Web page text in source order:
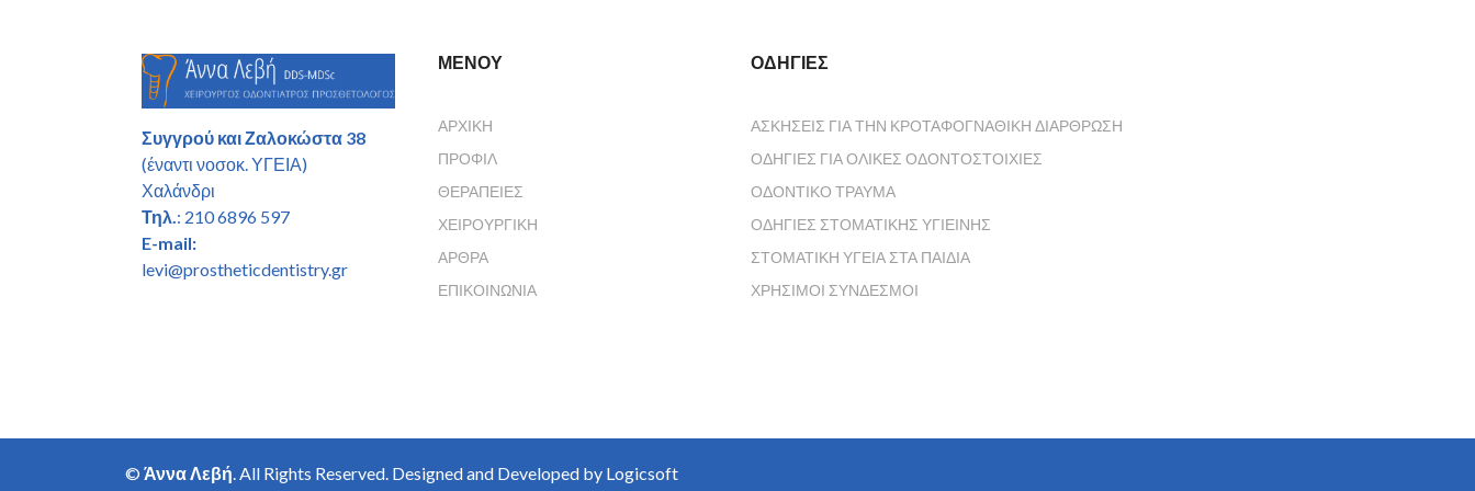
Συγγρού και Ζαλοκώστα 38
(έναντι νοσοκ. ΥΓΕΙΑ)
Χαλάνδρι
Τηλ.: 210 6896 597
E-mail:
levi@prostheticdentistry.gr
ΜΕΝΟΥ
ΑΡΧΙΚΉ
ΠΡΟΦΊΛ
ΘΕΡΑΠΕΊΕΣ
ΧΕΙΡΟΥΡΓΙΚΉ
ΆΡΘΡΑ
ΕΠΙΚΟΙΝΩΝΊΑ
ΟΔΗΓΙΕΣ
ΑΣΚΗΣΕΙΣ ΓΙΑ ΤΗΝ ΚΡΟΤΑΦΟΓΝΑΘΙΚΗ ΔΙΑΡΘΡΩΣΗ
ΟΔΗΓΙΕΣ ΓΙΑ ΟΛΙΚΕΣ ΟΔΟΝΤΟΣΤΟΙΧΙΕΣ
ΟΔΟΝΤΙΚΟ ΤΡΑΥΜΑ
ΟΔΗΓΙΕΣ ΣΤΟΜΑΤΙΚΗΣ ΥΓΙΕΙΝΗΣ
ΣΤΟΜΑΤΙΚΗ ΥΓΕΙΑ ΣΤΑ ΠΑΙΔΙΑ
ΧΡΗΣΙΜΟΙ ΣΥΝΔΕΣΜΟΙ
© Άννα Λεβή. All Rights Reserved. Designed and Developed by Logicsoft